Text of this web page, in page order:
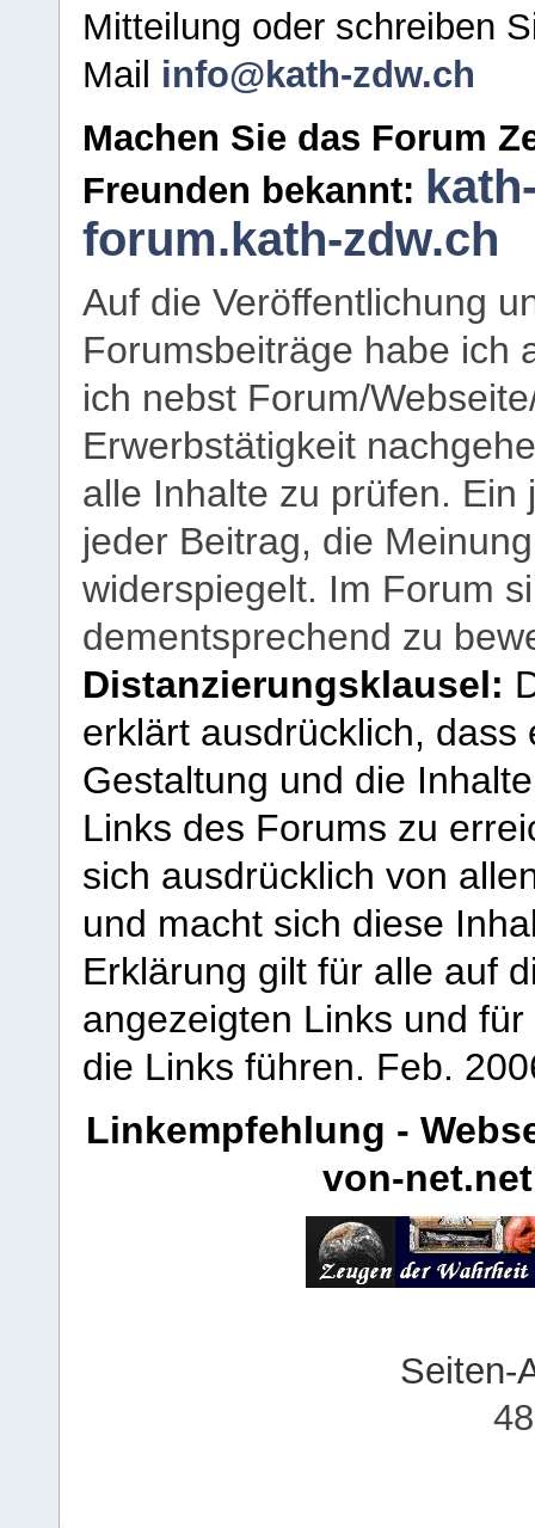
Mitteilung oder schreiben
Mail info@kath-zdw.ch
Machen Sie das Forum
Freunden bekannt:
forum.kath-zdw.ch
Auf die Veröffentlichung
Forumsbeiträge habe ich
ich nebst Forum/
Erwerbstätigkeit
alle Inhalte zu prüfen.
jeder Beitrag, die
widerspiegelt. Im Forum
dementsprechend zu
Distanzierungsklausel:
erklärt ausdrücklich,
Gestaltung und die
Links des Forums zu
sich ausdrücklich von
und macht sich diese
Erklärung gilt für alle auf
angezeigten Links und
die Links führen. Feb.
Linkempfehlung -
von-net.net
Seiten-